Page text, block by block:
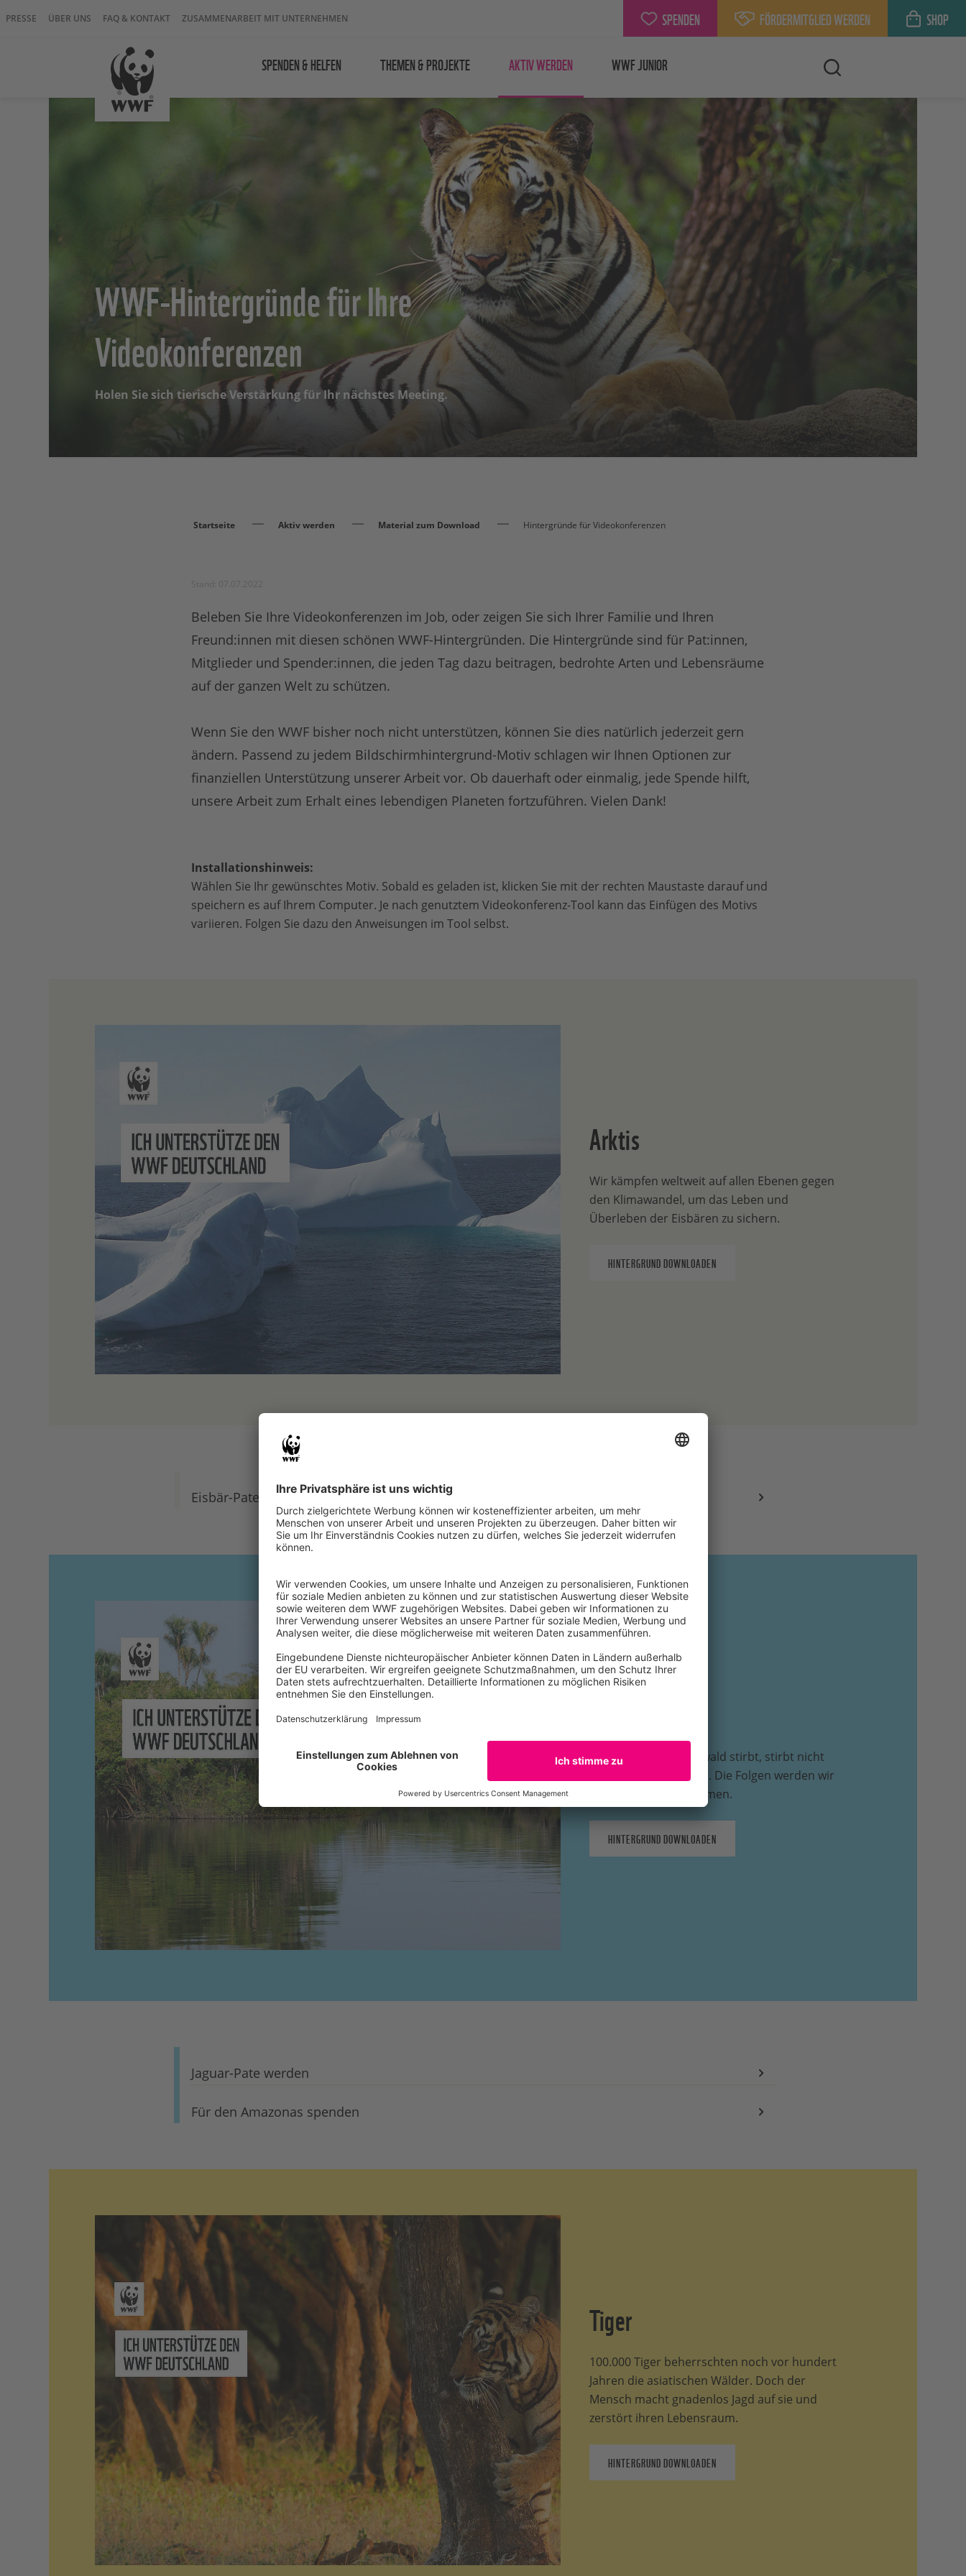
PRESSE ÜBER UNS FAQ & KONTAKT ZUSAMMENARBEIT MIT UNTERNEHMEN SPENDEN FÖRDERMITGLIED WERDEN SHOP
SPENDEN & HELFEN THEMEN & PROJEKTE AKTIV WERDEN WWF JUNIOR
WWF-Hintergründe für Ihre
Videokonferenzen
Holen Sie sich tierische Verstärkung für Ihr nächstes Meeting.
Startseite Aktiv werden Material zum Download Hintergründe für Videokonferenzen
Beleben Sie Ihre Videokonferenzen im Job, oder zeigen Sie sich Ihrer Familie und Ihren
Freund:innen mit diesen schönen WWF-Hintergründen. Die Hintergründe sind für Pat:innen,
Mitglieder und Spender:innen, die jeden Tag dazu beitragen, bedrohte Arten und Lebensräume
auf der ganzen Welt zu schützen.
Wenn Sie den WWF bisher noch nicht unterstützen, können Sie dies natürlich jederzeit gern
ändern. Passend zu jedem Bildschirmhintergrund-Motiv schlagen wir Ihnen Optionen zur
finanziellen Unterstützung unserer Arbeit vor. Ob dauerhaft oder einmalig, jede Spende hilft,
unsere Arbeit zum Erhalt eines lebendigen Planeten fortzuführen. Vielen Dank!
Installationshinweis:
Wählen Sie Ihr gewünschtes Motiv. Sobald es geladen ist, klicken Sie mit der rechten Maustaste darauf und
speichern es auf Ihrem Computer. Je nach genutztem Videokonferenz-Tool kann das Einfügen des Motivs
variieren. Folgen Sie dazu den Anweisungen im Tool selbst.
Arktis
Wir kämpfen weltweit auf allen Ebenen gegen
den Klimawandel, um das Leben und
Überleben der Eisbären zu sichern.
HINTERGRUND DOWNLOADEN
Eisbär-Pate werden
Wenn der Amazonaswald stirbt, stirbt nicht
nur alles Leben in ihm. Die Folgen werden wir
alle zu spüren bekommen.
HINTERGRUND DOWNLOADEN
Jaguar-Pate werden
Für den Amazonas spenden
Tiger
100.000 Tiger beherrschten noch vor hundert
Jahren die asiatischen Wälder. Doch der
Mensch macht gnadenlos Jagd auf sie und
zerstört ihren Lebensraum.
HINTERGRUND DOWNLOADEN